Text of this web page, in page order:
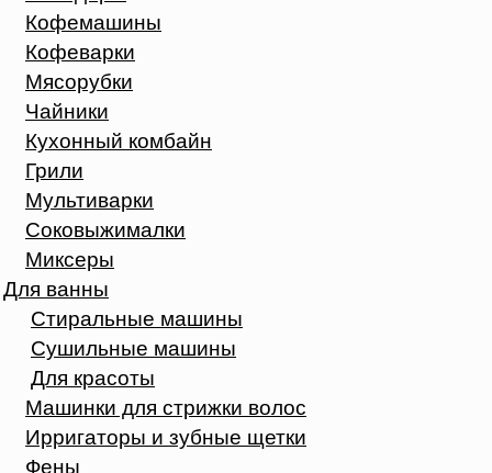
Кофемашины
Кофеварки
Мясорубки
Чайники
Кухонный комбайн
Грили
Мультиварки
Соковыжималки
Миксеры
Для ванны
Стиральные машины
Сушильные машины
Для красоты
Машинки для стрижки волос
Ирригаторы и зубные щетки
Фены